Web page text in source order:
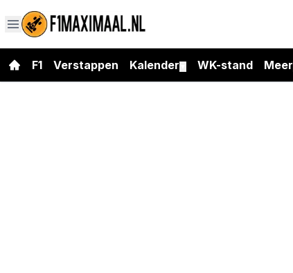
F1 Verstappen Kalender WK-stand Meer